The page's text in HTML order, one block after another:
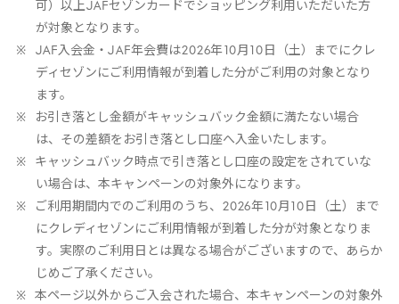
可）以上JAFセゾンカードでショッピング利用いただいた方
が対象となります。
JAF入会金・JAF年会費は2026年 10月 10 日（土）までにクレ
ディセゾンにご利用情報が到着した分がご利用の対象となり
ます。
お引き落とし金額がキャッシュバック金額に満たない場合
は、その差額をお引き落とし口座へ入金いたします。
キャッシュバック時点で引き落とし口座の設定をされていな
い場合は、本キャンペーンの対象外になります。
ご利用期間内でのご利用のうち、
2026年 10月 10 日（土）まで
にクレディセゾンにご利用情報が到着した分が対象となりま
す。実際のご利用日とは異なる場合がございますので、あらか
じめご了承ください。
本ページ以外からご入会された場合、本キャンペーンの対象外